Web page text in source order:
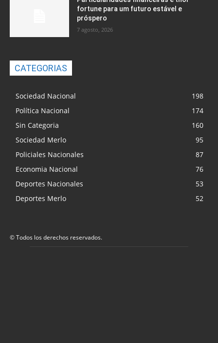
fortune para um futuro estável e
próspero
7 agosto, 2026
CATEGORIAS
Sociedad Nacional
198
Política Nacional
174
Sin Categoria
160
Sociedad Merlo
95
Policiales Nacionales
87
Economia Nacional
76
Deportes Nacionales
53
Deportes Merlo
52
© Todos los derechos reservados.